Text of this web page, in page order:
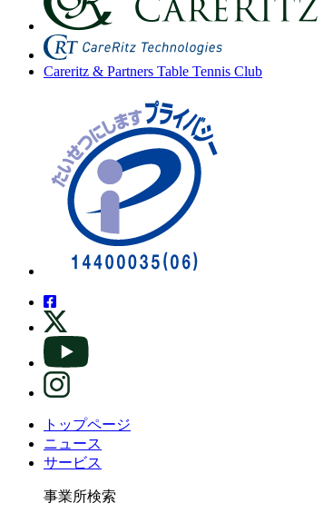
Careritz & Partners Table Tennis Club
トップページ
ニュース
サービス
事業所検索